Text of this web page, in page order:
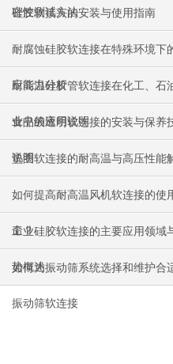
密性测试方法
硅胶软接头的安装与使用指南
耐腐蚀硅胶软连接在特殊环境下
应能力分析
耐高温硅胶管软连接在化工、石
业中的应用说明
食品级透明软连接的安装与保养
说明
垫圈软连接的耐高温与高压性能
如何提高耐高温风机软连接的使
命？
工业硅胶软连接的主要应用领域
势概述
如何为振动筛系统选择和维护合
振动筛软连接